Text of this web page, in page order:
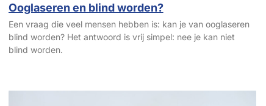
Ooglaseren en blind worden?
Een vraag die veel mensen hebben is: kan je van ooglaseren
blind worden? Het antwoord is vrij simpel: nee je kan niet
blind worden.